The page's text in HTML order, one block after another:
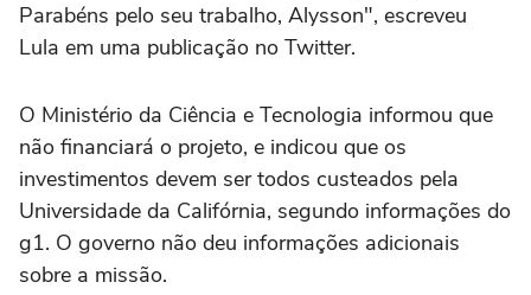
Parabéns pelo seu trabalho, Alysson", escreveu
Lula em uma publicação no Twitter.
O Ministério da Ciência e Tecnologia informou que
não financiará o projeto, e indicou que os
investimentos devem ser todos custeados pela
Universidade da Califórnia, segundo informações do
g1. O governo não deu informações adicionais
sobre a missão.